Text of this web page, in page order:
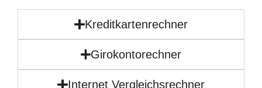
Kreditkartenrechner
Girokontorechner
Internet Vergleichsrechner